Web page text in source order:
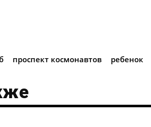
проспект космонавтов ребенок